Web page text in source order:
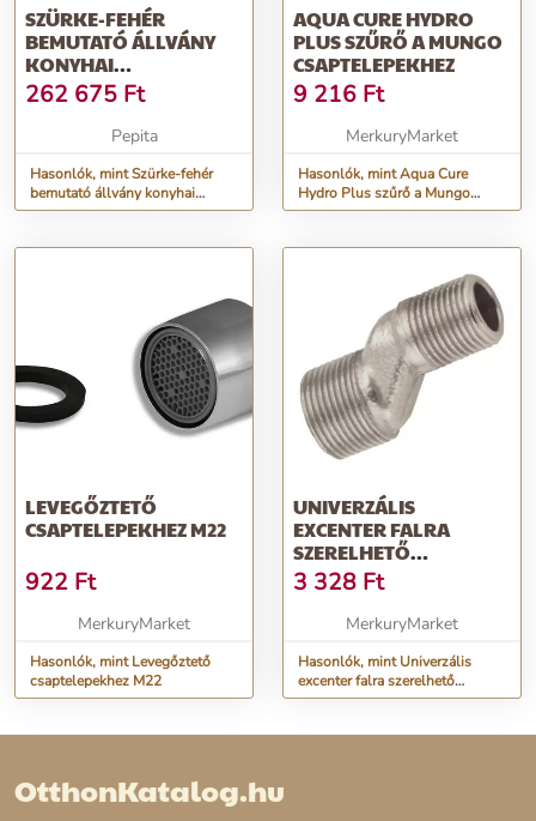
SZÜRKE-FEHÉR
BEMUTATÓ ÁLLVÁNY
KONYHAI
CSAPTELEPEKHEZ
TALAPZATTAL
262 675 Ft
Pepita
Hasonlók, mint Szürke-fehér
bemutató állvány konyhai
csaptelepekhez talapzattal
AQUA CURE HYDRO
PLUS SZŰRŐ A MUNGO
CSAPTELEPEKHEZ
9 216 Ft
MerkuryMarket
Hasonlók, mint Aqua Cure
Hydro Plus szűrő a Mungo
csaptelepekhez
LEVEGŐZTETŐ
CSAPTELEPEKHEZ M22
922 Ft
MerkuryMarket
Hasonlók, mint Levegőztető
csaptelepekhez M22
UNIVERZÁLIS
EXCENTER FALRA
SZERELHETŐ
CSAPTELEPEKHEZ
3 328 Ft
MerkuryMarket
Hasonlók, mint Univerzális
excenter falra szerelhető
csaptelepekhez
OtthonKatalog.hu